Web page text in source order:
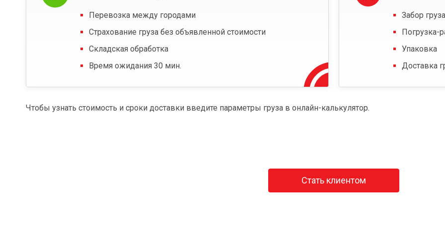
Перевозка между городами
Страхование груза без объявленной стоимости
Складская обработка
Время ожидания 30 мин.
Забор
Погрузка-
Упаковка
Доставка
Чтобы узнать стоимость и сроки доставки введите параметры груза в онлайн-калькулятор.
Стать клиентом